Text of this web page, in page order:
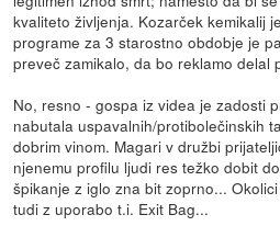
kvaliteto življenja. Kozarček kemikalij
programe za 3 starostno obdobje je
preveč zamikalo, da bo reklamo delal
No, resno - gospa iz videa je zadosti
nabutala uspavalnih/protibolečinskih
dobrim vinom. Magari v družbi
njenemu profilu ljudi res težko dobit
špikanje z iglo zna bit zoprno...
tudi z uporabo t.i. Exit Bag...